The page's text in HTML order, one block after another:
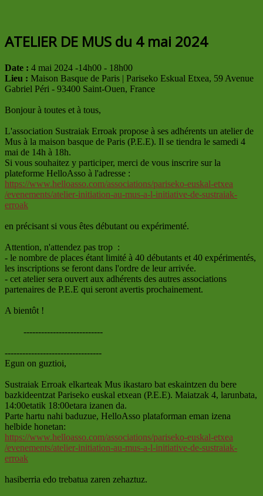
ATELIER DE MUS du 4 mai 2024
Date : 4 mai 2024 -14h00 - 18h00
Lieu : Maison Basque de Paris | Pariseko Eskual Etxea, 59 Avenue
Gabriel Péri - 93400 Saint-Ouen, France
Bonjour à toutes et à tous,
L'association Sustraiak Erroak propose à ses adhérents un atelier de
Mus à la maison basque de Paris (P.E.E). Il se tiendra le samedi 4
mai de 14h à 18h.
Si vous souhaitez y participer, merci de vous inscrire sur la
plateforme HelloAsso à l'adresse :
https://www.helloasso.com/associations/pariseko-euskal-etxea
/evenements/atelier-initiation-au-mus-a-l-initiative-de-sustraiak-
erroak
en précisant si vous êtes débutant ou expérimenté.
Attention, n'attendez pas trop :
- le nombre de places étant limité à 40 débutants et 40 expérimentés,
les inscriptions se feront dans l'ordre de leur arrivée.
- cet atelier sera ouvert aux adhérents des autres associations
partenaires de P.E.E qui seront avertis prochainement.
A bientôt !
‐-----‐‐-------------------
---------------------------------
Egun on guztioi,
Sustraiak Erroak elkarteak Mus ikastaro bat eskaintzen du bere
bazkideentzat Pariseko euskal etxean (P.E.E). Maiatzak 4, larunbata,
14:00etatik 18:00etara izanen da.
Parte hartu nahi baduzue, HelloAsso plataforman eman izena
helbide honetan:
https://www.helloasso.com/associations/pariseko-euskal-etxea
/evenements/atelier-initiation-au-mus-a-l-initiative-de-sustraiak-
erroak
hasiberria edo trebatua zaren zehaztuz.